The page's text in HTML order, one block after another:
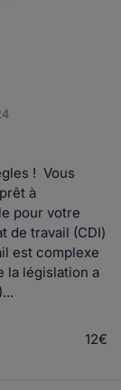
! Vous
à
pour votre
de travail (CDI)
est complexe
la législation a
12€